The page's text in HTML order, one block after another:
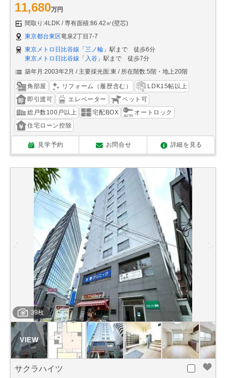
11,680万円
間取り:4LDK
専有面積:86.42㎡(壁芯)
東京都台東区竜泉2丁目7-7
東京メトロ日比谷線 「 三ノ輪 」駅まで 徒歩6分
東京メトロ日比谷線 「 入谷 」駅まで 徒歩7分
築年月:2003年2月
主要採光面:東 所在階数:5階・地上20階
角部屋 リフォーム（履歴含む）
LDK15帖以上
即引渡可
エレベーター
ペット可
総戸数100戸以上
宅配BOX
オートロック
住宅ローン控除
見学予約 お問合せ 詳細を見る
39枚
サクラハイツ